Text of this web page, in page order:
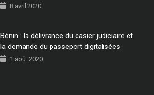
8 avril 2020
Bénin : la délivrance du casier judiciaire et
la demande du passeport digitalisées
1 août 2020